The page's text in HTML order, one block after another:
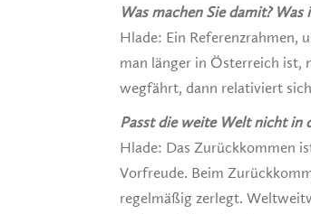
Was machen Sie damit? Was
Hlade: Ein Referenzrahmen,
man länger in Österreich ist,
wegfährt, dann relativiert
Passt die weite Welt nicht in
Hlade: Das Zurückkommen
Vorfreude. Beim
regelmäßig zerlegt.